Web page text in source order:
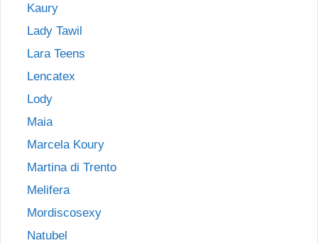
Kaury
Lady Tawil
Lara Teens
Lencatex
Lody
Maia
Marcela Koury
Martina di Trento
Melifera
Mordiscosexy
Natubel